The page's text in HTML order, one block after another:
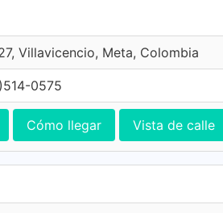
Villavicencio, Meta, Colombia
0575
Cómo llegar Vista de calle